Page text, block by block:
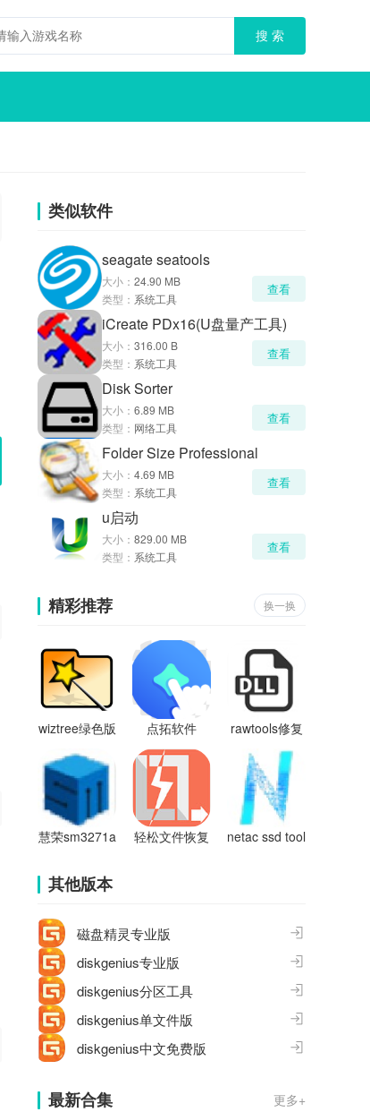
类似软件
seagate seatools
大小： 24.90 MB
类型： 系统工具
查看
iCreate PDx16(U盘量产工具)
大小： 316.00 B
类型： 系统工具
查看
Disk Sorter
大小： 6.89 MB
类型： 网络工具
查看
Folder Size Professional
大小： 4.69 MB
类型： 系统工具
查看
u启动
大小： 829.00 MB
类型： 系统工具
查看
精彩推荐 换一换
wiztree绿色版 点拓软件
rawtools修复
慧荣sm3271a
工具
轻松文件恢复
netac ssd tool
其他版本
磁盘精灵专业版
diskgenius专业版
diskgenius分区工具
diskgenius单文件版
diskgenius中文免费版
最新合集 更多+